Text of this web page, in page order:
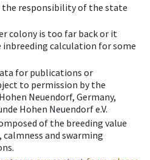
the responsibility of the state
colony is too far back or it
calculation for some
for publications or
to permission by the
Neuendorf, Germany,
Hohen Neuendorf e.V.
of the breeding value
and swarming